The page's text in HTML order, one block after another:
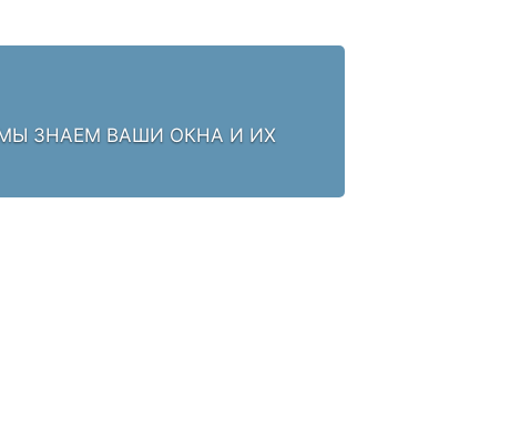
ЗНАЕМ ВАШИ ОКНА И ИХ